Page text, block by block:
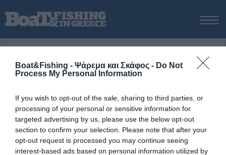
Boat&Fishing - Ψάρεμα και Σκάφος - Do Not
Process My Personal Information
If you wish to opt-out of the sale, sharing to third parties, or
processing of your personal or sensitive information for
targeted advertising by us, please use the below opt-out
section to confirm your selection. Please note that after your
opt-out request is processed you may continue seeing
interest-based ads based on personal information utilized by
ΑΡΧΙΚΗ
ΝΕΑ
ΕΚΔΟΣΕΙΣ
ΨΑΡΕΜΑ ΑΠΟ ΑΚΤΗ
ΨΑΡΕΜΑ ΑΠΟ ΣΚΑΦΟΣ
ΨΑΡΟΤΟΥΦΕΚΟ
ΣΚΑΦΟΣ
ΑΡΧΙΚΗ/Τουρλίδα
Tag: Τουρλίδα